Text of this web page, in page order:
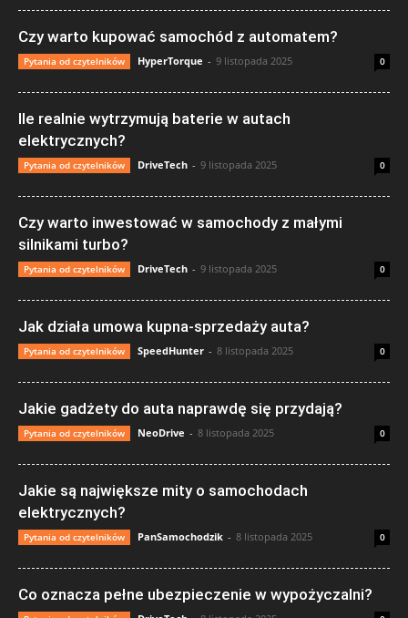
Czy warto kupować samochód z automatem?
Pytania od czytelników HyperTorque - 9 listopada 2025 0
Ile realnie wytrzymują baterie w autach
elektrycznych?
Pytania od czytelników DriveTech - 9 listopada 2025 0
Czy warto inwestować w samochody z małymi
silnikami turbo?
Pytania od czytelników DriveTech - 9 listopada 2025 0
Jak działa umowa kupna-sprzedaży auta?
Pytania od czytelników SpeedHunter - 8 listopada 2025 0
Jakie gadżety do auta naprawdę się przydają?
Pytania od czytelników NeoDrive - 8 listopada 2025 0
Jakie są największe mity o samochodach
elektrycznych?
Pytania od czytelników PanSamochodzik - 8 listopada 2025 0
Co oznacza pełne ubezpieczenie w wypożyczalni?